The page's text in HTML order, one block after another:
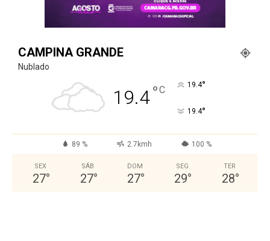
CAMPINA GRANDE
Nublado
19.4°C 19.4°
19.4°
89 % 2.7kmh 100 %
SEX
27°
SÁB
27°
DOM
27°
SEG
29°
TER
28°